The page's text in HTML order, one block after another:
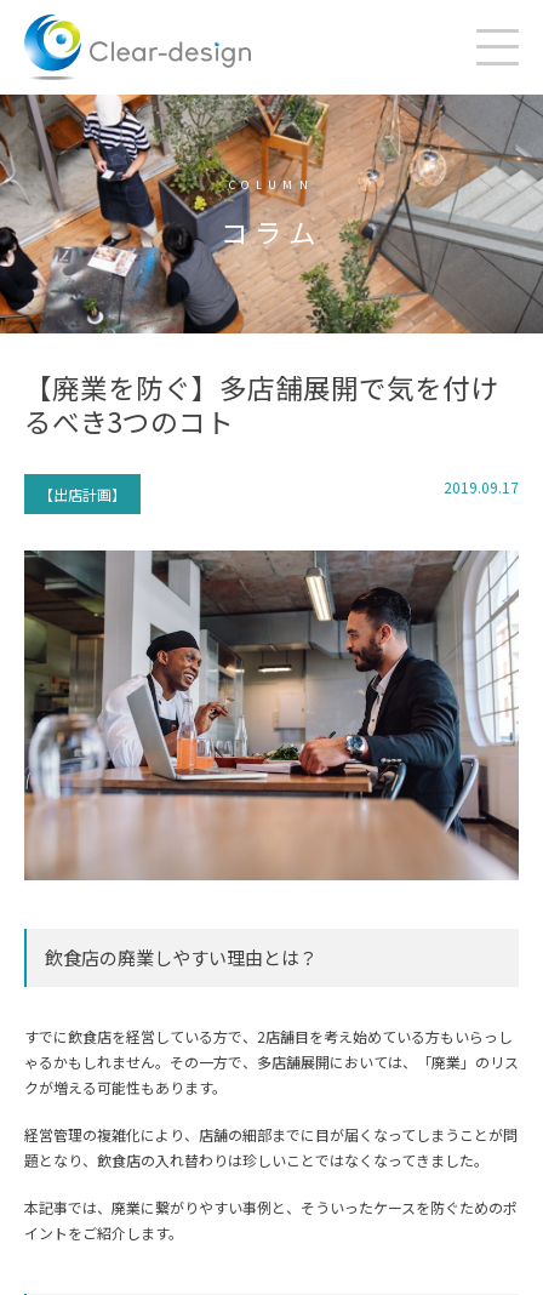
content
COLUMN
コラム
【廃業を防ぐ】多店舗展開で気を付け
るべき3つのコト
【出店計画】 2019.09.17
飲食店の廃業しやすい理由とは？
すでに飲食店を経営している方で、2店舗目を考え始めている方もいらっし
ゃるかもしれません。その一方で、多店舗展開においては、「廃業」のリス
クが増える可能性もあります。
経営管理の複雑化により、店舗の細部までに目が届くなってしまうことが問
題となり、飲食店の入れ替わりは珍しいことではなくなってきました。
本記事では、廃業に繋がりやすい事例と、そういったケースを防ぐためのポ
イントをご紹介します。